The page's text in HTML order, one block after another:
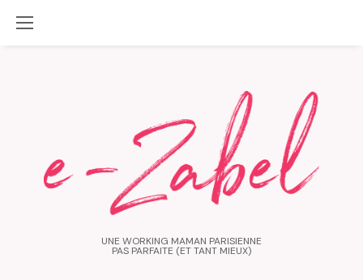
UNE WORKING MAMAN PARISIENNE
PAS PARFAITE (ET TANT MIEUX)